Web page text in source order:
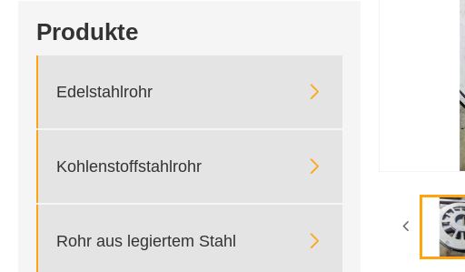
Produkte
Edelstahlrohr 
Kohlenstoffstahlrohr 
Rohr aus legiertem Stahl 